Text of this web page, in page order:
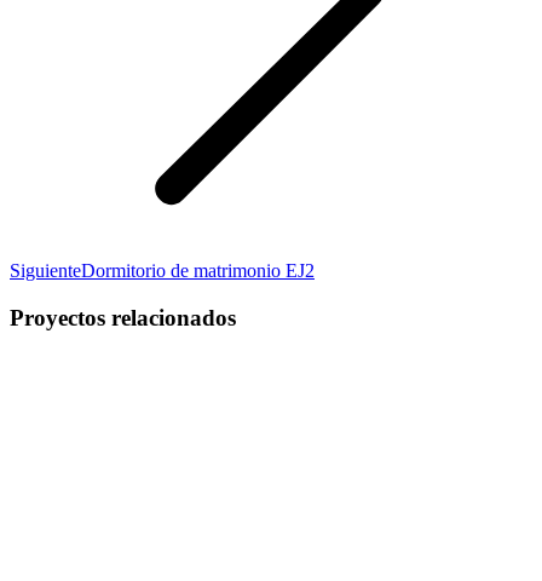
SiguienteProyecto
Dormitorio de matrimonio EJ2
Proyectos relacionados